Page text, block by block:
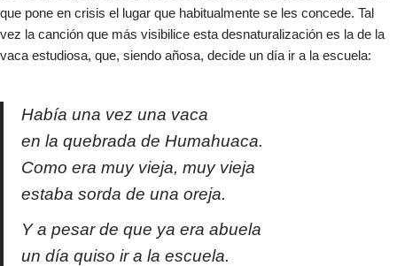
que pone en crisis el lugar que habitualmente se les concede. Tal
vez la canción que más visibilice esta desnaturalización es la de la
vaca estudiosa, que, siendo añosa, decide un día ir a la escuela:​
Había una vez una vaca
en la quebrada de Humahuaca.
Como era muy vieja, muy vieja
estaba sorda de una oreja.
Y a pesar de que ya era abuela
un día quiso ir a la escuela.